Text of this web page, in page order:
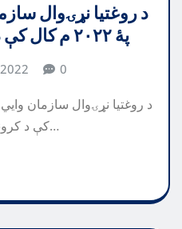
د روغتیا نړۍوال
پۀ ۲۰۲۲ م کال کې د کرونا اوبا ختمه شي
0
کې د کرونا اوبا ختمه شي ادهانوم وایي…